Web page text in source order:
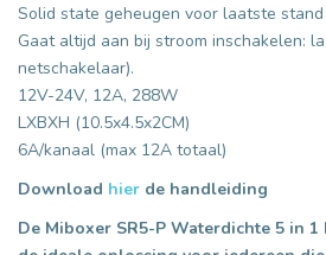
Solid state geheugen voor laatste stand
Gaat altijd aan bij stroom inschakelen:
netschakelaar).
12V-24V, 12A, 288W
LXBXH (10.5x4.5x2CM)
6A/kanaal (max 12A totaal)
Download hier de handleiding
De Miboxer SR5-P Waterdichte 5 in